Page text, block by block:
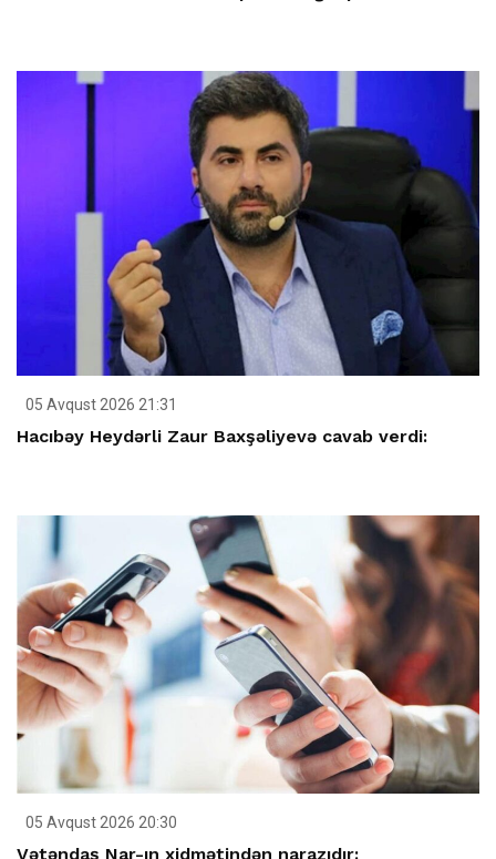
05 Avqust 2026 21:31
Hacıbəy Heydərli Zaur Baxşəliyevə cavab verdi:
05 Avqust 2026 20:30
Vətəndaş Nar-ın xidmətindən narazıdır: